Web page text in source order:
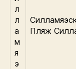
л
л
а
м
я
э
Пляж